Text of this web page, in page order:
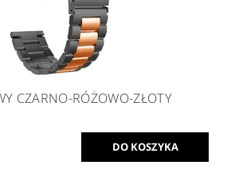
CZARNO-RÓŻOWO-ZŁOTY